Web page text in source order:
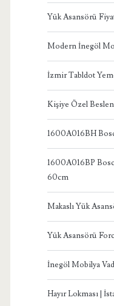
Yük Asansörü
Modern İnegöl
İzmir Tabldot
Kişiye Özel
1600A016BH
1600A016BP
60cm
Makaslı Yük
Yük Asansörü
İnegöl Mobilya
Hayır Lokması |